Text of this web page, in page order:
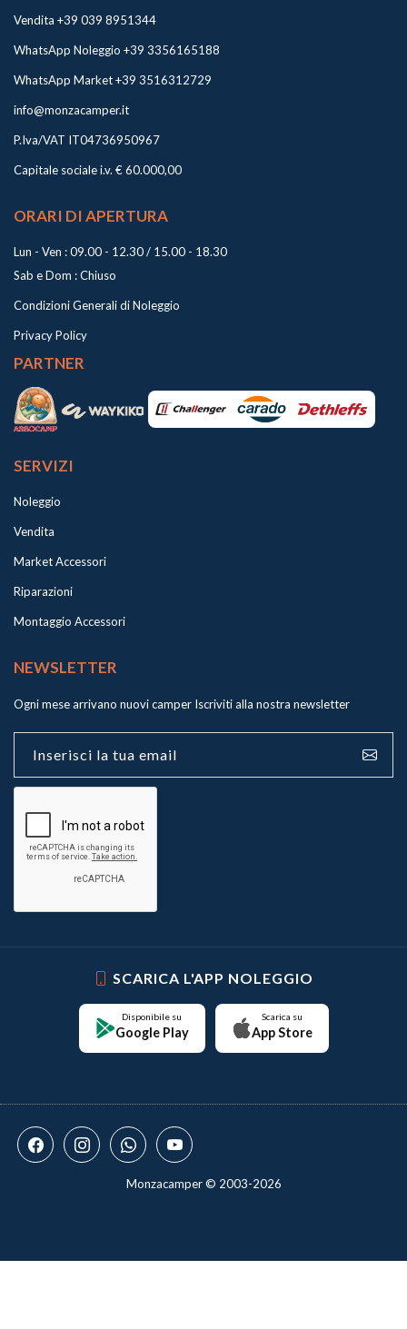
Vendita +39 039 8951344
WhatsApp Noleggio +39 3356165188
WhatsApp Market +39 3516312729
info@monzacamper.it
P.Iva/VAT IT04736950967
Capitale sociale i.v. € 60.000,00
ORARI DI APERTURA
Lun - Ven : 09.00 - 12.30 / 15.00 - 18.30
Sab e Dom : Chiuso
Condizioni Generali di Noleggio
Privacy Policy
PARTNER
SERVIZI
Noleggio
Vendita
Market Accessori
Riparazioni
Montaggio Accessori
NEWSLETTER
Ogni mese arrivano nuovi camper Iscriviti alla nostra newsletter
SCARICA L'APP NOLEGGIO
Disponibile su
Google Play
Scarica su
App Store
Monzacamper © 2003-2026